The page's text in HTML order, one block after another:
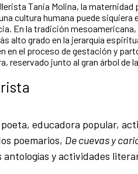
Tania Molina, la
cultura humana puede siquiera
En la tradición
alto grado en la jerarquía
en el proceso de gestación y
reservado junto al gran árbol de
educadora popular,
poemarios, De cuevas y
y actividades